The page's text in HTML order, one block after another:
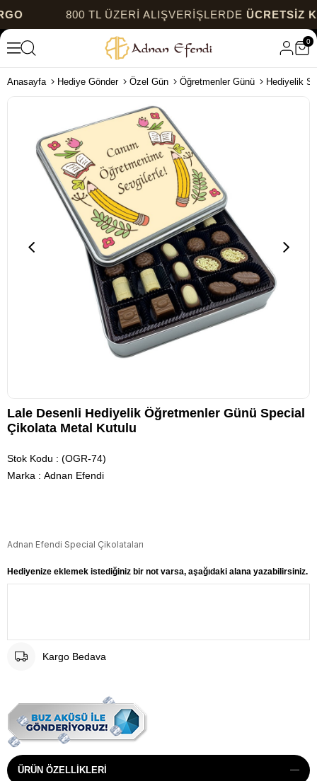
800 TL ÜZERİ ALIŞVERİŞLERDEÜCRETSİZ KARGO
0
Anasayfa Hediye Gönder Özel Gün Öğretmenler Günü Hediyelik
Lale Desenli Hediyelik Öğretmenler Günü Special
Çikolata Metal Kutulu
Stok Kodu
(OGR-74)
Marka : Adnan Efendi
Adnan Efendi Special Çikolataları
Hediyenize eklemek istediğiniz bir not varsa, aşağıdaki alana yazabilirsiniz.
Kargo Bedava
ÜRÜN ÖZELLIKLERI